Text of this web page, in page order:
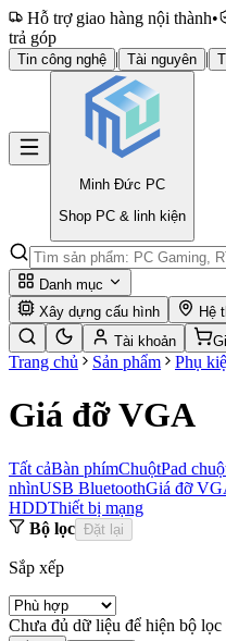
Hỗ trợ giao hàng nội thành•
trả góp
Tin công nghệ | Tài nguyên |
Minh Đức PC
Shop PC & linh kiện
Danh mục
Xây dựng cấu hình
Hệ
Tài khoản
Trang chủ Sản phẩm Phụ
Giá đỡ VGA
Tất cảBàn phímChuộtPad
nhìnUSB BluetoothGiá đỡ
HDDThiết bị mạng
Bộ lọc Đặt lại
Sắp xếp
Chưa đủ dữ liệu để hiện bộ lọc